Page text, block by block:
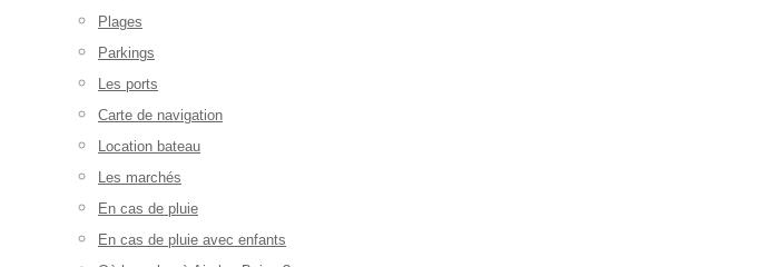
Plages
Parkings
Les ports
Carte de navigation
Location bateau
Les marchés
En cas de pluie
En cas de pluie avec enfants